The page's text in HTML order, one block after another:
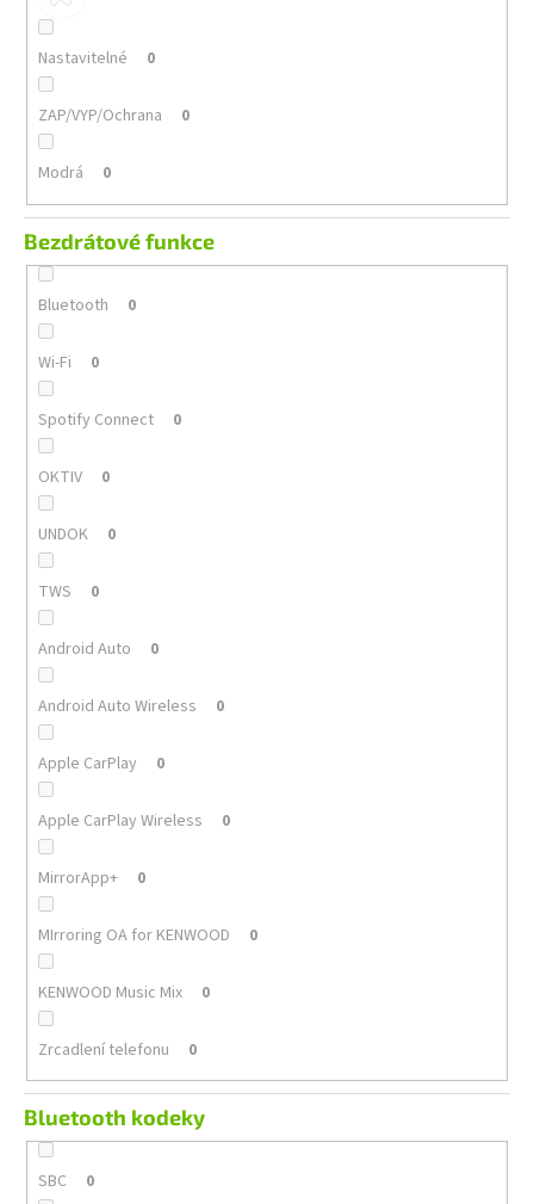
Nastavitelné 0
ZAP/VYP/Ochrana 0
Modrá 0
Bezdrátové funkce
Bluetooth 0
Wi-Fi 0
Spotify Connect 0
OKTIV 0
UNDOK 0
TWS 0
Android Auto 0
Android Auto Wireless 0
Apple CarPlay 0
Apple CarPlay Wireless 0
MirrorApp+ 0
MIrroring OA for KENWOOD 0
KENWOOD Music Mix 0
Zrcadlení telefonu 0
Bluetooth kodeky
SBC 0